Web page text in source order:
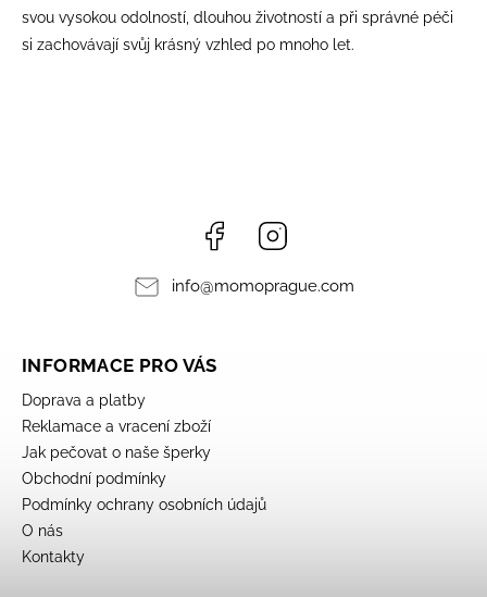
svou vysokou odolností, dlouhou životností a při správné péči
si zachovávají svůj krásný vzhled po mnoho let.
Facebook
info@momoprague.com
INFORMACE PRO VÁS
Doprava a platby
Reklamace a vracení zboží
Jak pečovat o naše šperky
Obchodní podmínky
Podmínky ochrany osobních údajů
O nás
Kontakty